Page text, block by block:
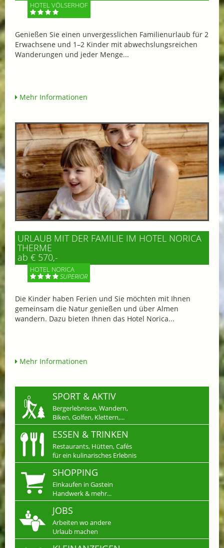
HOTEL VÖLSERHOF
Genießen Sie einen unvergesslichen Familienurlaub für 2
Erwachsene und 1–2 Kinder mit abwechslungsreichen
Wanderungen und jeder Menge...
Mehr Informationen
URLAUB MIT DER FAMILIE IM HOTEL NORICA
THERME
ab € 570,-
HOTEL NORICA
SUPERIOR
Die Kinder haben Ferien und Sie möchten mit Ihnen
gemeinsam die Natur genießen und über Almen
wandern. Dazu bieten Ihnen das Hotel Norica...
Mehr Informationen
SPORT & AKTIV
Bergerlebnisse, Wandern,
Biken, Golfen, Klettern,...
ESSEN & TRINKEN
Restaurants, Hütten, Cafés
für ein kulinarisches Erlebnis
SHOPPING
Einkaufen in Gastein
Handwerk & mehr...
JOBS
Arbeiten wo andere
Urlaub machen